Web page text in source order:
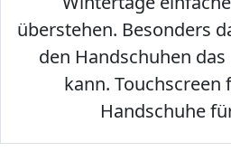
überstehen. Besonders
den Handschuhen
kann. Touchscreen
Handschuhe